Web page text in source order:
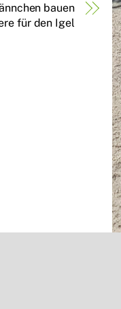
bauen
für den Igel
Back